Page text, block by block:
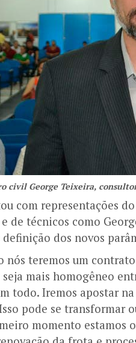
civil George Teixeira,
com representações
de técnicos como
dos novos
nós teremos um
mais homogêneo
todo. Iremos apostar
pode se transformar
momento